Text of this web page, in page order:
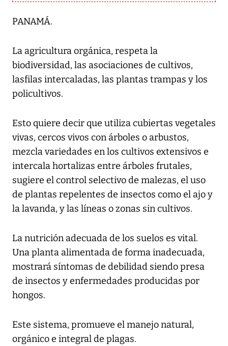
PANAMÁ.
La agricultura orgánica, respeta la
biodiversidad, las asociaciones de cultivos,
lasfilas intercaladas, las plantas trampas y los
policultivos.
Esto quiere decir que utiliza cubiertas vegetales
vivas, cercos vivos con árboles o arbustos,
mezcla variedades en los cultivos extensivos e
intercala hortalizas entre árboles frutales,
sugiere el control selectivo de malezas, el uso
de plantas repelentes de insectos como el ajo y
la lavanda, y las líneas o zonas sin cultivos.
La nutrición adecuada de los suelos es vital.
Una planta alimentada de forma inadecuada,
mostrará síntomas de debilidad siendo presa
de insectos y enfermedades producidas por
hongos.
Este sistema, promueve el manejo natural,
orgánico e integral de plagas.